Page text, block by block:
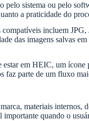
sistema ou pelo
a praticidade do
compatíveis incluem
das imagens salvas
em HEIC, um ícone
faz parte de um fluxo
materiais internos,
quando o